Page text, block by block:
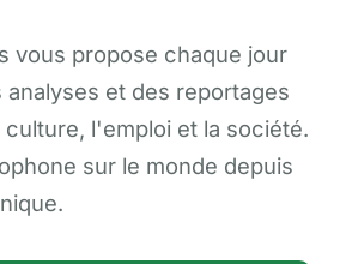
vous propose chaque jour
analyses et des reportages
l'emploi et la société.
sur le monde depuis